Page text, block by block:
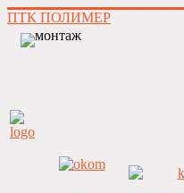
ПТК ПОЛИМЕР